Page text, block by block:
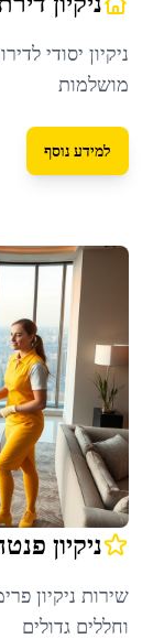
מושלמות
למידע נוסף
ניקיון
שירות ניקיון
וחללים גדולים